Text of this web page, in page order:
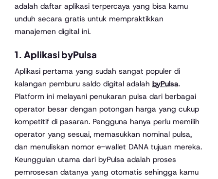
adalah daftar aplikasi terpercaya yang bisa kamu
unduh secara gratis untuk mempraktikkan
manajemen digital ini.
1. Aplikasi byPulsa
Aplikasi pertama yang sudah sangat populer di
kalangan pemburu saldo digital adalah byPulsa.
Platform ini melayani penukaran pulsa dari berbagai
operator besar dengan potongan harga yang cukup
kompetitif di pasaran. Pengguna hanya perlu memilih
operator yang sesuai, memasukkan nominal pulsa,
dan menuliskan nomor e-wallet DANA tujuan mereka.
Keunggulan utama dari byPulsa adalah proses
pemrosesan datanya yang otomatis sehingga kamu